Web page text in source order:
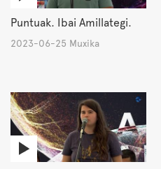
Puntuak. Ibai Amillategi.
2023-06-25 Muxika